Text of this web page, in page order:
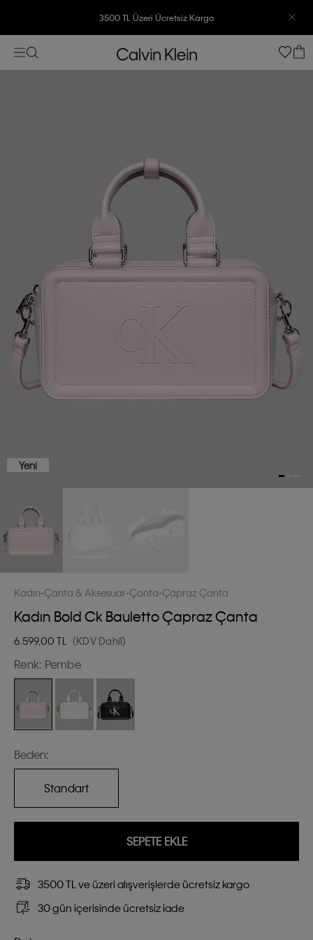
3500 TL Üzeri Ücretsiz Kargo
7500 TL Ve Üzeri Alışverişlerinizde 6 Taksit İmkanı
Yeni
Kadın Çanta & Aksesuar Çanta Çapraz Çanta
Kadın Bold Ck Bauletto Çapraz Çanta
6.599,00 TL (KDV Dahil)
Renk: Pembe
Beden:
Standart
SEPETE EKLE
3500 TL ve üzeri alışverişlerde ücretsiz kargo
30 gün içerisinde ücretsiz iade